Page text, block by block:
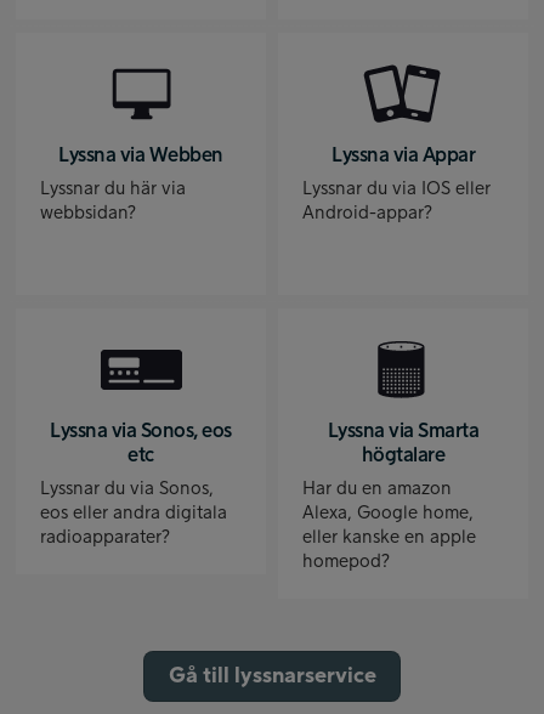
Lyssna via Webben
Lyssnar du här via
webbsidan?
Lyssna via Appar
Lyssnar du via IOS eller
Android-appar?
Lyssna via Sonos, eos
etc
Lyssnar du via Sonos,
eos eller andra digitala
radioapparater?
Lyssna via Smarta
högtalare
Har du en amazon
Alexa, Google home,
eller kanske en apple
homepod?
Gå till lyssnarservice